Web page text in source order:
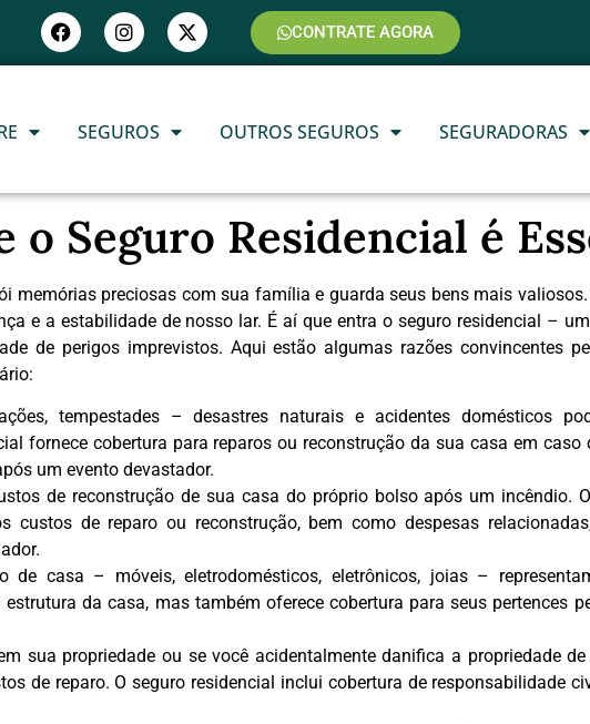
CONTRATE AGORA
SEGUROS OUTROS SEGUROS SEGURADORAS
o Seguro Residencial é
memórias preciosas com sua família e guarda seus bens mais
e a estabilidade de nosso lar. É aí que entra o seguro residencial –
de perigos imprevistos. Aqui estão algumas razões convincentes
tempestades – desastres naturais e acidentes domésticos
fornece cobertura para reparos ou reconstrução da sua casa em caso
um evento devastador.
de reconstrução de sua casa do próprio bolso após um incêndio.
custos de reparo ou reconstrução, bem como despesas
de casa – móveis, eletrodomésticos, eletrônicos, joias –
da casa, mas também oferece cobertura para seus pertences
sua propriedade ou se você acidentalmente danifica a propriedade
de reparo. O seguro residencial inclui cobertura de responsabilidade